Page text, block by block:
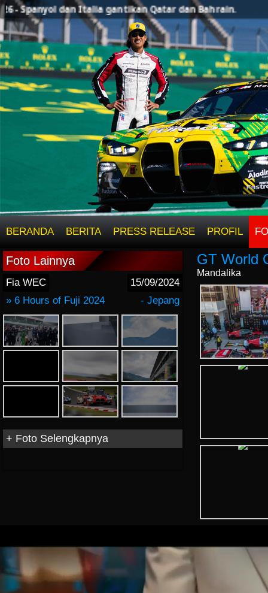
BERANDA BERITA PRESS RELEASE PROFIL
- Spanyol dan Italia gantikan Qatar dan Bahrain.
Foto Lainnya
Fia WEC
15/09/2024
» 6 Hours of Fuji 2024
- Jepang
+ Foto Selengkapnya
GT World
Mandalika